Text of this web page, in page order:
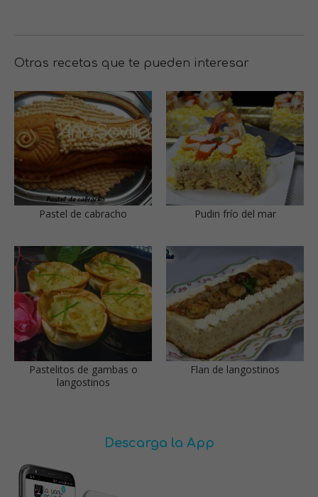
Otras recetas que te pueden interesar
Pastel de cabracho Pudin frío del mar
Pastelitos de gambas o
langostinos
Flan de langostinos
Descarga la App